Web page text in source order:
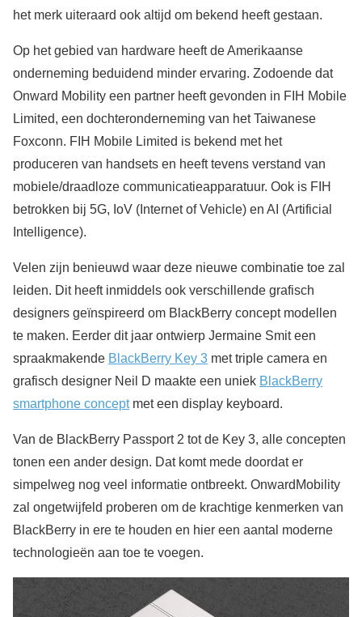
het merk uiteraard ook altijd om bekend heeft gestaan.
Op het gebied van hardware heeft de Amerikaanse
onderneming beduidend minder ervaring. Zodoende dat
Onward Mobility een partner heeft gevonden in FIH Mobile
Limited, een dochteronderneming van het Taiwanese
Foxconn. FIH Mobile Limited is bekend met het
produceren van handsets en heeft tevens verstand van
mobiele/draadloze communicatieapparatuur. Ook is FIH
betrokken bij 5G, IoV (Internet of Vehicle) en AI (Artificial
Intelligence).
Velen zijn benieuwd waar deze nieuwe combinatie toe zal
leiden. Dit heeft inmiddels ook verschillende grafisch
designers geïnspireerd om BlackBerry concept modellen
te maken. Eerder dit jaar ontwierp Jermaine Smit een
spraakmakende BlackBerry Key 3 met triple camera en
grafisch designer Neil D maakte een uniek BlackBerry
smartphone conceptmet een display keyboard.
Van de BlackBerry Passport 2 tot de Key 3, alle concepten
tonen een ander design. Dat komt mede doordat er
simpelweg nog veel informatie ontbreekt. OnwardMobility
zal ongetwijfeld proberen om de krachtige kenmerken van
BlackBerry in ere te houden en hier een aantal moderne
technologieën aan toe te voegen.